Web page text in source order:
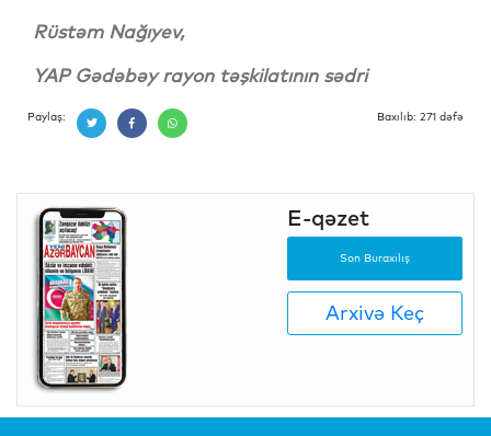
Rüstəm Nağıyev,
YAP Gədəbəy rayon təşkilatının sədri
Paylaş: Baxılıb: 271 dəfə
E-qəzet
Son Buraxılış
Arxivə Keç